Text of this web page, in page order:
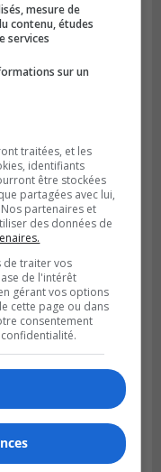
moderniser
mesure de
contenu, études
services
sur un
traitées, et les
identifiants
être stockées
partagées avec lui,
partenaires et
des données de
de traiter vos
de l'intérêt
gérant vos options
cette page ou dans
consentement